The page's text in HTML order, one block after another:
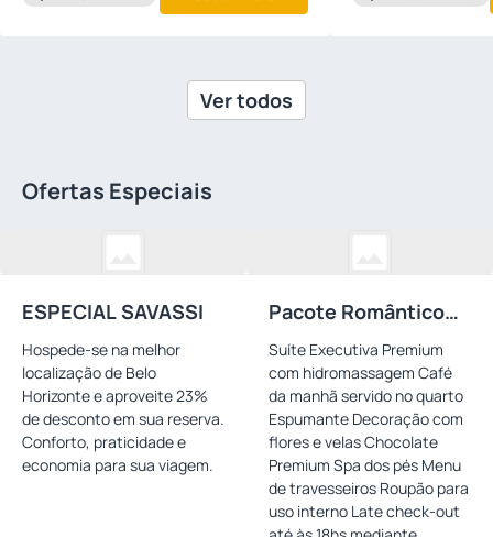
Ver todos
Ofertas Especiais
ESPECIAL SAVASSI
Hospede-se na melhor
localização de Belo
Horizonte e aproveite 23%
de desconto em sua reserva.
Conforto, praticidade e
economia para sua viagem.
Pacote Romântico
Suíte Premium
Suíte Executiva Premium
com hidromassagem Café
da manhã servido no quarto
Espumante Decoração com
flores e velas Chocolate
Premium Spa dos pés Menu
de travesseiros Roupão para
uso interno Late check-out